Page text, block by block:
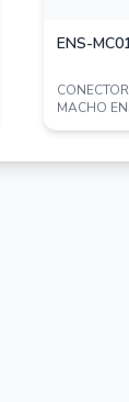
ENS-
MACHO